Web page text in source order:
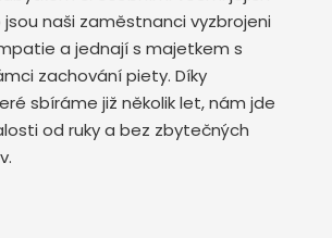
jsou naši zaměstnanci vyzbrojeni
a jednají s majetkem s
zachování piety. Díky
sbíráme již několik let, nám jde
od ruky a bez zbytečných